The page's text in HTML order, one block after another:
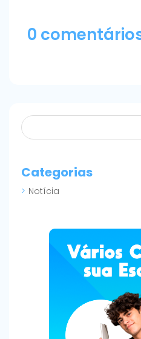
0
Categorias
Notícia